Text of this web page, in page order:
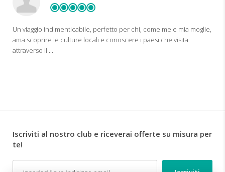
Un viaggio indimenticabile, perfetto per chi, come me e mia moglie,
ama scoprire le culture locali e conoscere i paesi che visita
attraverso il ...
Iscriviti al nostro club e riceverai offerte su misura per
te!